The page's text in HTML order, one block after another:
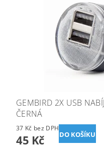
GEMBIRD 2X USB
ČERNÁ
37 Kč bez DPH
45 Kč